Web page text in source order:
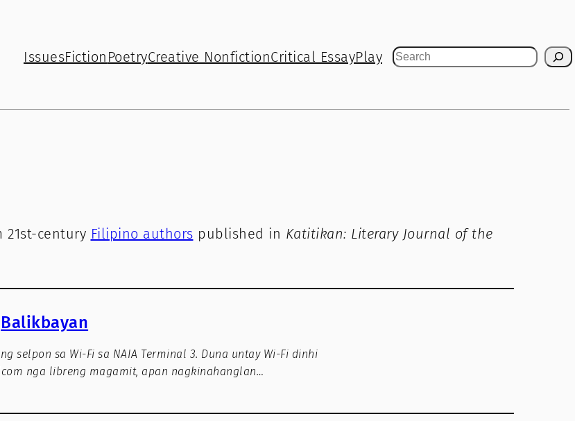
IssuesFiction PoetryCreative NonfictionCritical EssayPlay Search
21st-century Filipino authors published in Katitikan: Literary Journal of the
Balikbayan
selpon sa Wi-Fi sa NAIA Terminal 3. Duna untay Wi-Fi dinhi
nga libreng magamit, apan nagkinahanglan…